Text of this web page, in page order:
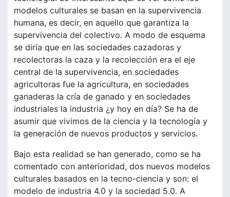
modelos culturales se basan en la supervivencia
humana, es decir, en aquello que garantiza la
supervivencia del colectivo. A modo de esquema
se diría que en las sociedades cazadoras y
recolectoras la caza y la recolección era el eje
central de la supervivencia, en sociedades
agricultoras fue la agricultura, en sociedades
ganaderas la cría de ganado y en sociedades
industriales la industria ¿y hoy en día? Se ha de
asumir que vivimos de la ciencia y la tecnología y
la generación de nuevos productos y servicios.
Bajo esta realidad se han generado, como se ha
comentado con anterioridad, dos nuevos modelos
culturales basados en la tecno-ciencia y son: el
modelo de industria 4.0 y la sociedad 5.0. A